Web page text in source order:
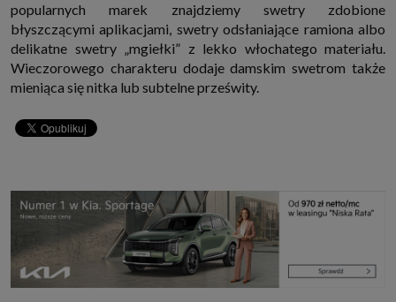
popularnych marek znajdziemy swetry zdobione
błyszczącymi aplikacjami, swetry odsłaniające ramiona albo
delikatne swetry „mgiełki” z lekko włochatego materiału.
Wieczorowego charakteru dodaje damskim swetrom także
mieniąca się nitka lub subtelne prześwity.